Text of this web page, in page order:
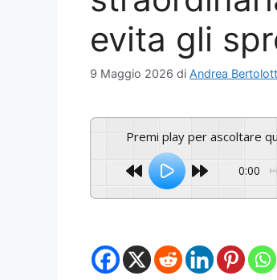
evita gli
9 Maggio 2026 di Andrea
Premi play per ascoltare
0:00